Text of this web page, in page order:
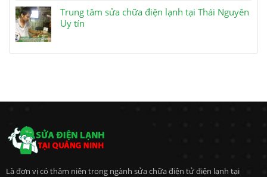
Trung tâm sửa chữa điện lạnh tại Thái Nguyên
Uy tín
Là đơn vị có thâm niên trong ngành sửa chữa điện tử điện lạnh tại